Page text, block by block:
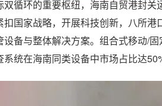
双循环的重要枢纽，海南自贸港封关
扣国家战略，开展科技创新，八所
设备与整体解决方案。组合式移动/
统在海南同类设备中市场占比达